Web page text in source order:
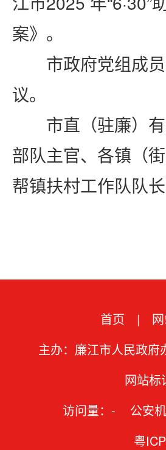
案》。
市政府党组成员
议。
市直（驻廉）有
部队主官、各镇（
帮镇扶村工作队队
首页 |
主办：廉江市人民政
网站标
访问量： - 公安
粤